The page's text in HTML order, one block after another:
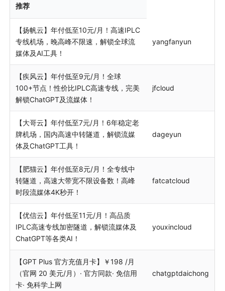
推荐
【扬帆云】年付低至10元/月！高速IPLC
专线机场，晚高峰不限速，解锁全球流
媒体及AI工具！
yangfanyun
【疾风云】年付低至9元/月！全球
100+节点！性价比IPLC高速专线，完美
解锁ChatGPT及流媒体！
jfcloud
【大哥云】年付低至7元/月！6年稳定老
牌机场，国内高速中转隧道，解锁流媒
体及ChatGPT工具！
dageyun
【肥猫云】年付低至8元/月！全专线中
转隧道，高速大带宽不限设备数！高峰
时段流媒体4K秒开！
fatcatcloud
【优信云】年付低至11元/月！高品质
IPLC高速专线加密隧道，解锁流媒体及
ChatGPT等各类AI！
youxincloud
【GPT Plus 官方充值月卡】￥198 /月
（官网 20 美元/月）· 官方同款· 免信用
卡· 免科学上网
chatgptdaichong